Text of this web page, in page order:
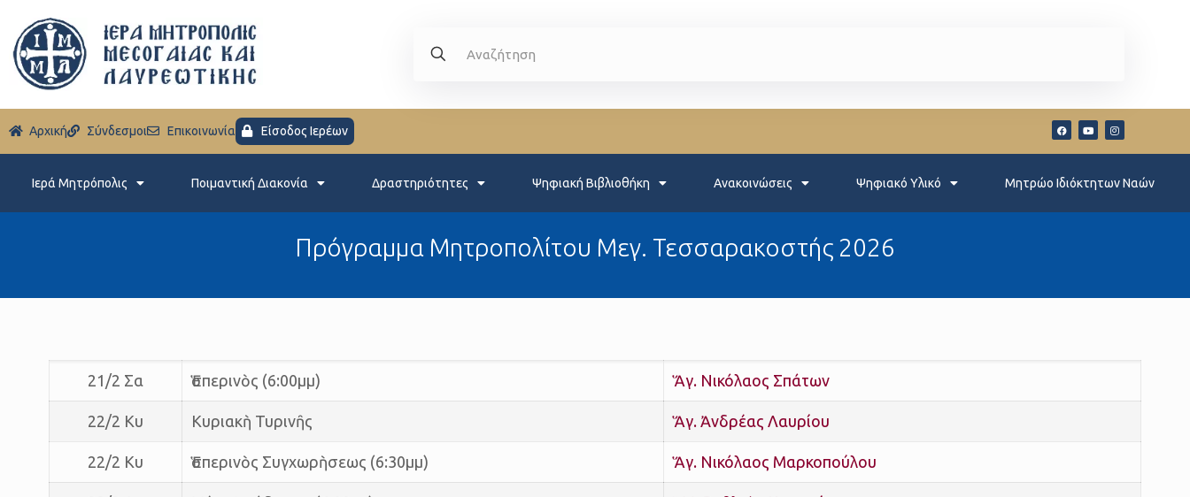
Aρχική Σύνδεσμοι Eπικοινωνία Είσοδος Ιερέων
Ιερά Μητρόπολις Ποιμαντική Διακονία Δραστηριότητες Ψηφιακή Βιβλιοθήκη Ανακοινώσεις Ψηφιακό Υλικό Μητρώο Ιδιόκτητων Ναών
Πρόγραμμα Μητροπολίτου Μεγ. Τεσσαρακοστής 2026
21/2 Σα Ἑσπερινὸς (6:00μμ) Ἅγ. Νικόλαος Σπάτων
22/2 Κυ Κυριακὴ Τυρινῆς Ἅγ. Ἀνδρέας Λαυρίου
22/2 Κυ Ἑσπερινὸς Συγχωρὴσεως (6:30μμ) Ἅγ. Νικόλαος Μαρκοπούλου